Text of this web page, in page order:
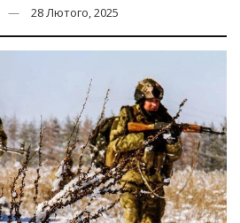
28 Лютого, 2025